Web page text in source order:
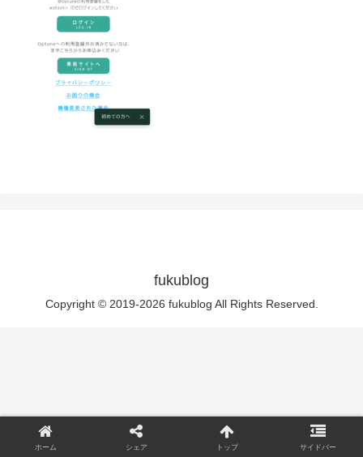
fukublog
Copyright © 2019-2026 fukublog All Rights Reserved.
ホーム シェア トップ サイドバー